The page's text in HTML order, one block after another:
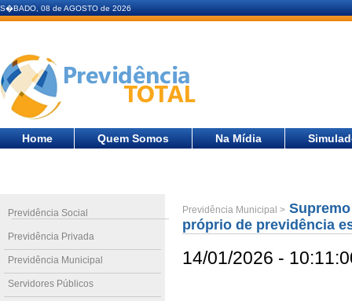
S�BADO, 08 de AGOSTO de 2026
Home Quem Somos Na Mídia
Previdência Social
Previdência Privada
Previdência Municipal
Servidores Públicos
Previdência Municipal >
próprio de previdência
14/01/2026 -